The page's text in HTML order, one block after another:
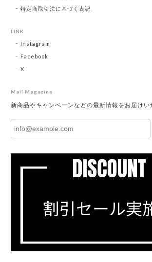
特定商取引法に基づく表記
LINK
Instagram
Facebook
X
Mail Magazine
新商品やキャンペーンなどの最新情報をお届けい